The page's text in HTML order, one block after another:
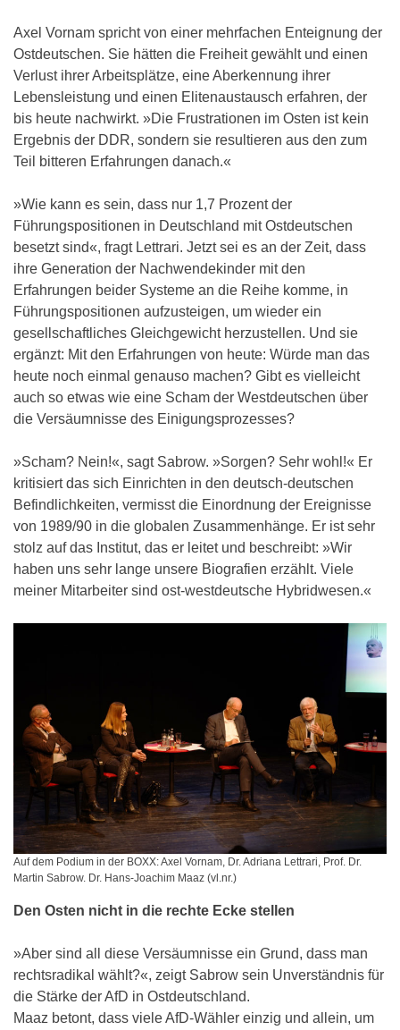
Axel Vornam spricht von einer mehrfachen Enteignung der
Ostdeutschen. Sie hätten die Freiheit gewählt und einen
Verlust ihrer Arbeitsplätze, eine Aberkennung ihrer
Lebensleistung und einen Elitenaustausch erfahren, der
bis heute nachwirkt. »Die Frustrationen im Osten ist kein
Ergebnis der DDR, sondern sie resultieren aus den zum
Teil bitteren Erfahrungen danach.«
»Wie kann es sein, dass nur 1,7 Prozent der
Führungspositionen in Deutschland mit Ostdeutschen
besetzt sind«, fragt Lettrari. Jetzt sei es an der Zeit, dass
ihre Generation der Nachwendekinder mit den
Erfahrungen beider Systeme an die Reihe komme, in
Führungspositionen aufzusteigen, um wieder ein
gesellschaftliches Gleichgewicht herzustellen. Und sie
ergänzt: Mit den Erfahrungen von heute: Würde man das
heute noch einmal genauso machen? Gibt es vielleicht
auch so etwas wie eine Scham der Westdeutschen über
die Versäumnisse des Einigungsprozesses?
»Scham? Nein!«, sagt Sabrow. »Sorgen? Sehr wohl!« Er
kritisiert das sich Einrichten in den deutsch-deutschen
Befindlichkeiten, vermisst die Einordnung der Ereignisse
von 1989/90 in die globalen Zusammenhänge. Er ist sehr
stolz auf das Institut, das er leitet und beschreibt: »Wir
haben uns sehr lange unsere Biografien erzählt. Viele
meiner Mitarbeiter sind ost-westdeutsche Hybridwesen.«
Auf dem Podium in der BOXX: Axel Vornam, Dr. Adriana Lettrari, Prof. Dr.
Martin Sabrow. Dr. Hans-Joachim Maaz (vl.nr.)
Den Osten nicht in die rechte Ecke stellen
»Aber sind all diese Versäumnisse ein Grund, dass man
rechtsradikal wählt?«, zeigt Sabrow sein Unverständnis für
die Stärke der AfD in Ostdeutschland.
Maaz betont, dass viele AfD-Wähler einzig und allein, um